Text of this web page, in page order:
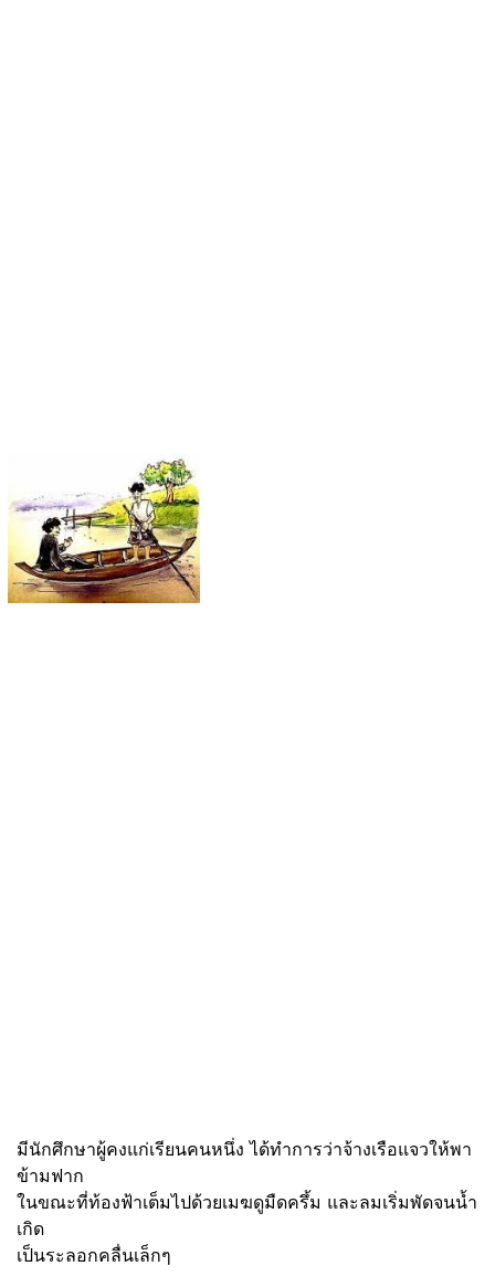
มีนักศึกษาผู้คงแก่เรียนคนหนึ่ง ได้ทำการว่าจ้างเรือแจวให้พา
ข้ามฟาก
ในขณะที่ท้องฟ้าเต็มไปด้วยเมฆดูมืดครึ้ม และลมเริ่มพัดจนน้ำ
เกิด
เป็นระลอกคลื่นเล็กๆ